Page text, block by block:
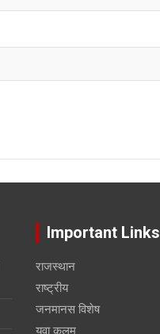
Important Links
राजस्थान
राष्ट्रीय
जनमानस विशेष
युवा क़लम